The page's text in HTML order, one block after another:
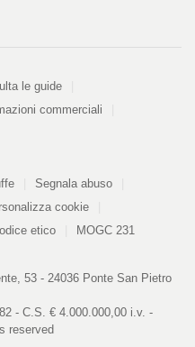
le guide
commerciali
Segnala abuso
cookie
etico MOGC 231
53 - 24036 Ponte San Pietro
- C.S. € 4.000.000,00 i.v. -
reserved